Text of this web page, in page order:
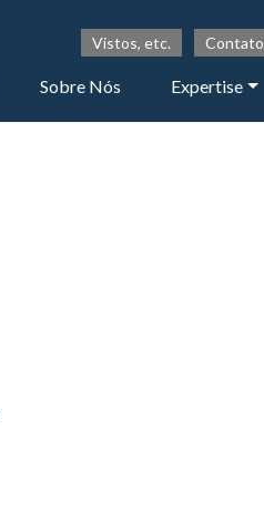
Vistos, etc. Contato
Sobre Nós Expertise